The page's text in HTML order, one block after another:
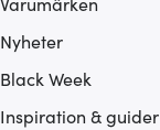
Nyheter
Black Week
Inspiration & guider